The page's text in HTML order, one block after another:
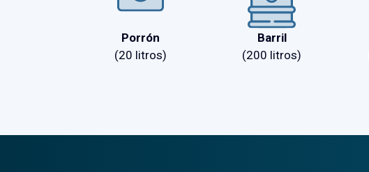
Porrón
(20 litros)
Barril
(200 litros)